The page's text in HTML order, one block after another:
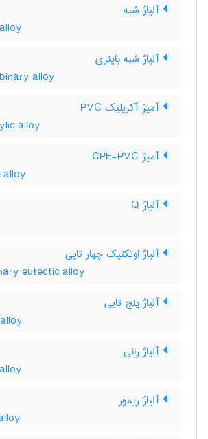
آلیاژ شبه
آلیاژ شبه باینری
alloy
آمیژ آکریلیک PVC
alloy
آمیژ CPE-PVC
آلیاژ Q
آلیاژ اوتکتیک چهار تایی
eutectic alloy
آلیاژ پنج تایی
آلیاژ رانی
آلیاژ ریمور